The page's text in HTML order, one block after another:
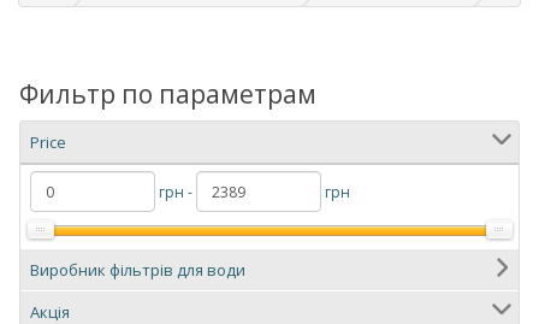
Фильтр по параметрам
Price
грн - грн
Виробник фільтрів для води
Акція